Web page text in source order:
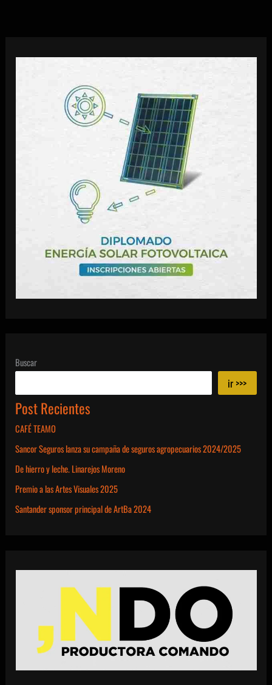
Buscar
ir >>>
Post Recientes
CAFÉ TEAMO
Sancor Seguros lanza su campaña de seguros agropecuarios 2024/2025
De hierro y leche. Linarejos Moreno
Premio a las Artes Visuales 2025
Santander sponsor principal de ArtBa 2024